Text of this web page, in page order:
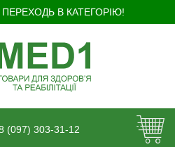
В КАТЕГОРІЮ!
(097) 303-31-12